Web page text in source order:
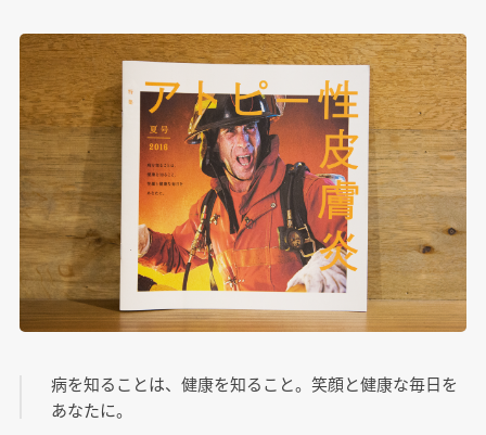
病を知ることは、健康を知ること。笑顔と健康な毎日を
あなたに。